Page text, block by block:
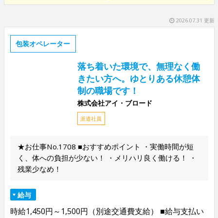
2026.07.31 更新
包装オペレーター
落ち着いた環境で、無理なく働
きたい方へ。ゆとりある休憩体
制の職場です！
株式会社アイ・ブロード
派遣社員
★お仕事No.1708 ■おすすめポイント ・実働時間が短
く、体への負担が少ない！ ・メリハリ良く働ける！ ・
残業少なめ！
給与
時給1,450円～1,500円（別途交通費支給） ■給与支払い